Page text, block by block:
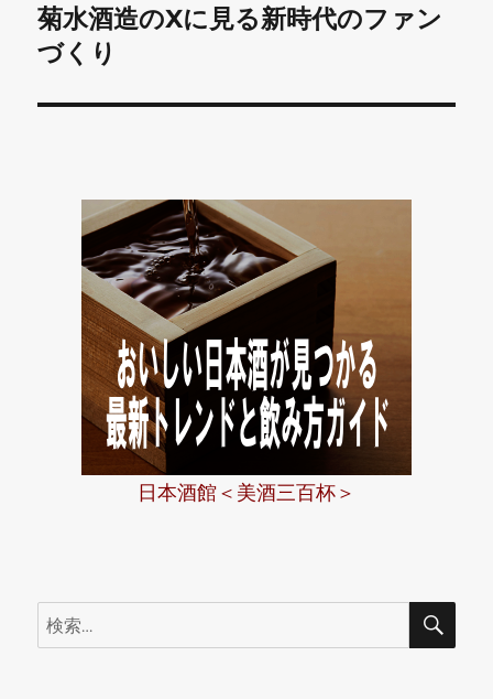
ー
次
の
稿:
菊水酒造のXに見る新時代のファン
づくり
日本酒館＜美酒三百杯＞
検
索:
検